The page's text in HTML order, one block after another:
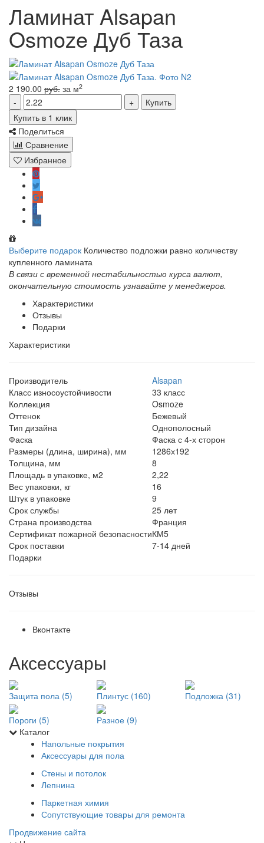
Ламинат Alsapan
Osmoze Дуб Таза
2 190.00 руб. за м2
Купить
Купить в 1 клик
Поделиться
Сравнение
Избранное
Выберите подарок Количество подложки равно количеству
купленного ламината
В связи с временной нестабильностью курса валют,
окончательную стоимость узнавайте у менеджеров.
Характеристики
Отзывы
Подарки
Характеристики
Производитель
Alsapan
Класс износоустойчивости
33 класс
Коллекция
Osmoze
Оттенок
Бежевый
Тип дизайна
Однополосный
Фаска
Фаска с 4-х сторон
Размеры (длина, ширина), мм
1286х192
Толщина, мм
8
Площадь в упаковке, м2
2,22
Вес упаковки, кг
16
Штук в упаковке
9
Срок службы
25 лет
Страна производства
Франция
Сертификат пожарной безопасностиКМ5
Срок поставки
7-14 дней
Подарки
Отзывы
Вконтакте
Аксессуары
Защита пола (5) Плинтус (160) Подложка (31)
Пороги (5)
Разное (9)
Каталог
Напольные покрытия
Аксессуары для пола
Стены и потолок
Лепнина
Паркетная химия
Сопутствующие товары для ремонта
Продвижение сайта